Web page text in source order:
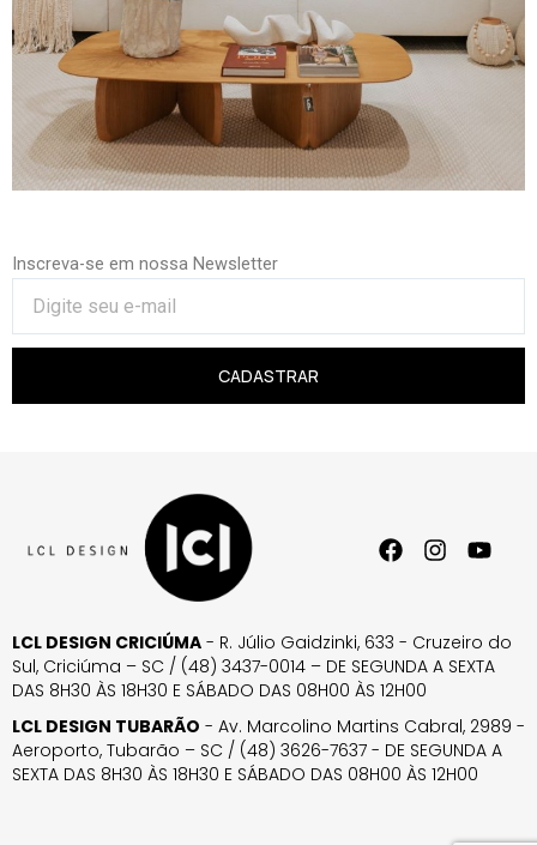
Inscreva-se em nossa Newsletter
CADASTRAR
LCL DESIGN CRICIÚMA - R. Júlio Gaidzinki, 633 - Cruzeiro do
Sul, Criciúma – SC / (48) 3437-0014 – DE SEGUNDA A SEXTA
DAS 8H30 ÀS 18H30 E SÁBADO DAS 08H00 ÀS 12H00
LCL DESIGN TUBARÃO - Av. Marcolino Martins Cabral, 2989 -
Aeroporto, Tubarão – SC / (48) 3626-7637 - DE SEGUNDA A
SEXTA DAS 8H30 ÀS 18H30 E SÁBADO DAS 08H00 ÀS 12H00